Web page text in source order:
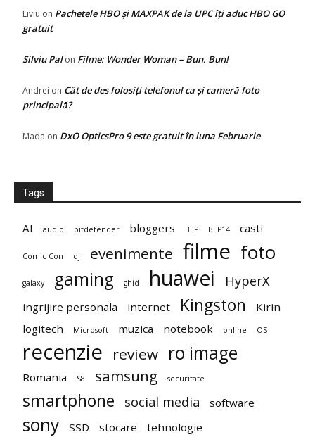
Liviu on Pachetele HBO și MAXPAK de la UPC îți aduc HBO GO
gratuit
Silviu Palon Filme: Wonder Woman – Bun. Bun!
Andrei on Cât de des folosiți telefonul ca și cameră foto
principală?
Mada on DxO OpticsPro 9 este gratuit în luna Februarie
Tags
AI audio bitdefender bloggers BLP BLP14 casti
Comic Con dj evenimente filme foto
galaxy gaming ghid huawei HyperX
ingrijire personala internet Kingston
Kirin
logitech
Microsoft muzica notebook online OS
recenzie review ro image
Romania S8 samsung securitate
smartphone social media software
sony SSD stocare tehnologie